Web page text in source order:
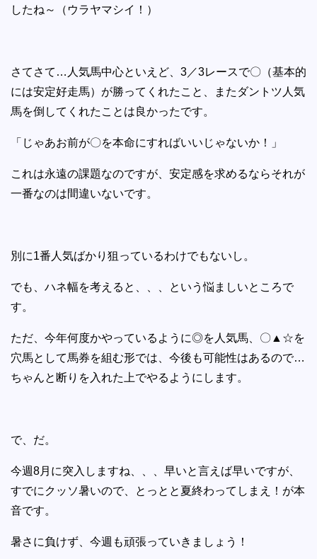
したね～（ウラヤマシイ！）
さてさて…人気馬中心といえど、3／3レースで〇（基本的
には安定好走馬）が勝ってくれたこと、またダントツ人気
馬を倒してくれたことは良かったです。
「じゃあお前が〇を本命にすればいいじゃないか！」
これは永遠の課題なのですが、安定感を求めるならそれが
一番なのは間違いないです。
別に1番人気ばかり狙っているわけでもないし。
でも、ハネ幅を考えると、、、という悩ましいところで
す。
ただ、今年何度かやっているように◎を人気馬、〇▲☆を
穴馬として馬券を組む形では、今後も可能性はあるので…
ちゃんと断りを入れた上でやるようにします。
で、だ。
今週8月に突入しますね、、、早いと言えば早いですが、
すでにクッソ暑いので、とっとと夏終わってしまえ！が本
音です。
暑さに負けず、今週も頑張っていきましょう！